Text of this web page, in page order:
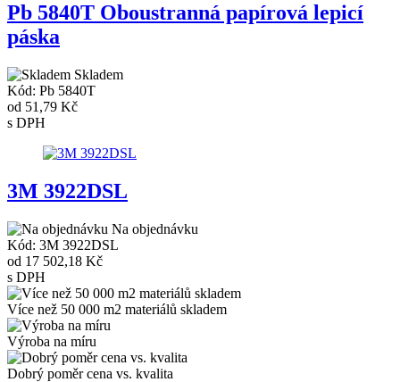
Pb 5840T Oboustranná papírová lepicí
páska
Skladem
Kód: Pb 5840T
od 51,79 Kč
s DPH
3M 3922DSL
Na objednávku
Kód: 3M 3922DSL
od 17 502,18 Kč
s DPH
Více než 50 000 m2 materiálů skladem
Výroba na míru
Dobrý poměr cena vs. kvalita